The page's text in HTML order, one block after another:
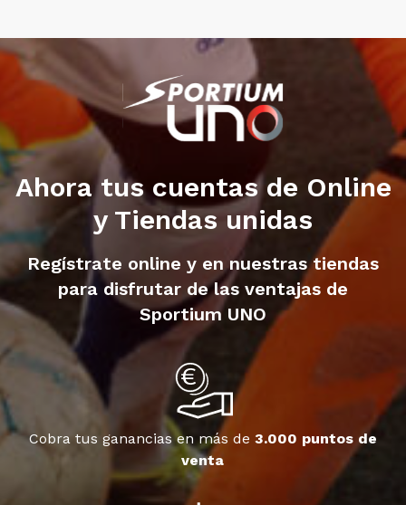
Ahora tus cuentas de Online
y Tiendas unidas
Regístrate online y en nuestras tiendas
para disfrutar de las ventajas de
Sportium UNO
Cobra tus ganancias en más de 3.000 puntos de
venta